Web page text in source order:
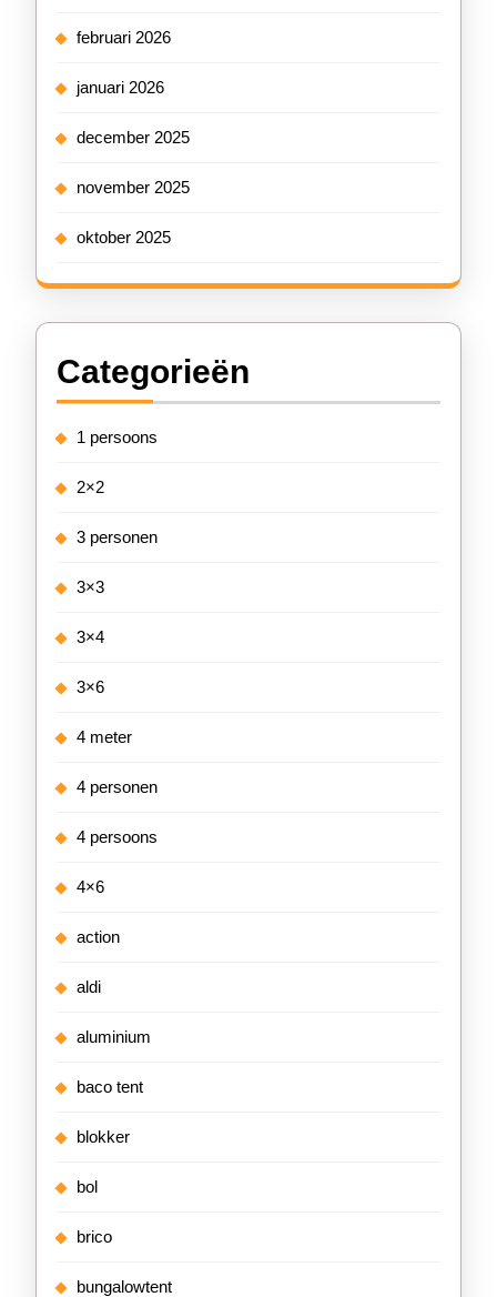
februari 2026
januari 2026
december 2025
november 2025
oktober 2025
Categorieën
1 persoons
2×2
3 personen
3×3
3×4
3×6
4 meter
4 personen
4 persoons
4×6
action
aldi
aluminium
baco tent
blokker
bol
brico
bungalowtent